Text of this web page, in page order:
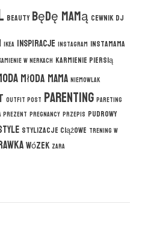
beauty będę mamą cewnik DJ
ikea inspiracje instagram instamama
w nerkach karmienie piersią
młoda mama niemowlak
outfit post parenting pareting
prezent pregnancy przepis pudrowy
stylizacje ciążowe trening w
wózek zara